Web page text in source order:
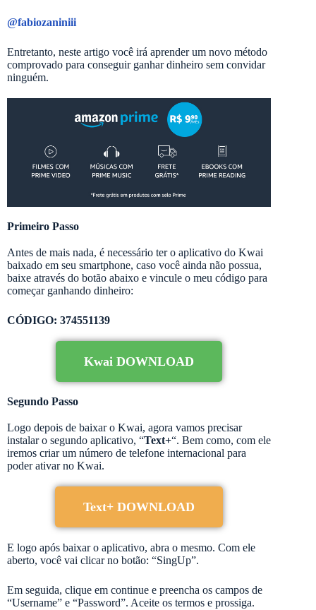
@fabiozaniniii
Entretanto, neste artigo você irá aprender um novo método
comprovado para conseguir ganhar dinheiro sem convidar
ninguém.
Primeiro Passo
Antes de mais nada, é necessário ter o aplicativo do Kwai
baixado em seu smartphone, caso você ainda não possua,
baixe através do botão abaixo e vincule o meu código para
começar ganhando dinheiro:
CÓDIGO: 374551139
Kwai DOWNLOAD
Segundo Passo
Logo depois de baixar o Kwai, agora vamos precisar
instalar o segundo aplicativo, “Text+“. Bem como, com ele
iremos criar um número de telefone internacional para
poder ativar no Kwai.
Text+ DOWNLOAD
E logo após baixar o aplicativo, abra o mesmo. Com ele
aberto, você vai clicar no botão: “SingUp”.
Em seguida, clique em continue e preencha os campos de
“Username” e “Password”. Aceite os termos e prossiga.